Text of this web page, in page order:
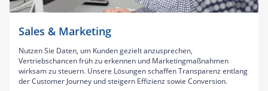
Sales & Marketing
Nutzen Sie Daten, um Kunden gezielt anzusprechen,
Vertriebschancen früh zu erkennen und Marketingmaßnahmen
wirksam zu steuern. Unsere Lösungen schaffen Transparenz entlang
der Customer Journey und steigern Effizienz sowie Conversion.